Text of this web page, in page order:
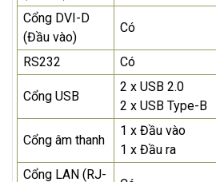
Cổng DVI-D
(Đầu vào)
Có
RS232 Có
Cổng USB
2 x USB 2.0
2 x USB Type-B
Cổng âm thanh
1 x Đầu vào
1 x Đầu ra
Cổng LAN (RJ-